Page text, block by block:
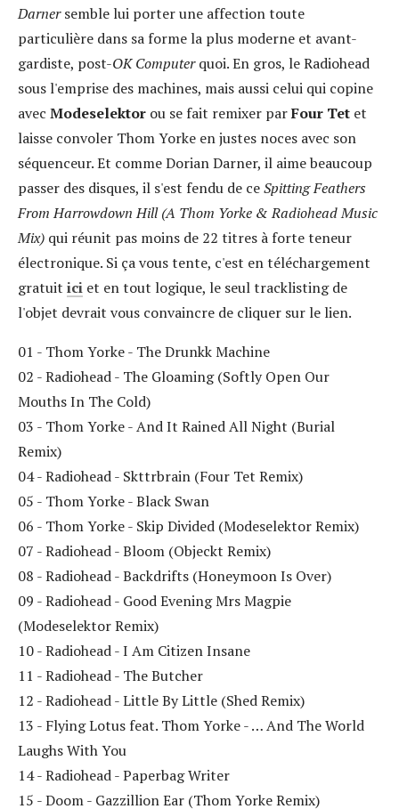
Darnersemble lui porter une affection toute
particulière dans sa forme la plus moderne et avant-
gardiste, post-OK Computerquoi. En gros, le Radiohead
sous l'emprise des machines, mais aussi celui qui copine
avec Modeselektor ou se fait remixer parFour Tet et
laisse convoler Thom Yorke en justes noces avec son
séquenceur. Et comme Dorian Darner, il aime beaucoup
passer des disques, il s'est fendu de ceSpitting Feathers
From Harrowdown Hill (A Thom Yorke & Radiohead Music
Mix) qui réunit pas moins de 22 titres à forte teneur
électronique. Si ça vous tente, c'est en téléchargement
gratuit ici et en tout logique, le seul tracklisting de
l'objet devrait vous convaincre de cliquer sur le lien.
01 - Thom Yorke - The Drunkk Machine
02 - Radiohead - The Gloaming (Softly Open Our
Mouths In The Cold)
03 - Thom Yorke - And It Rained All Night (Burial
Remix)
04 - Radiohead - Skttrbrain (Four Tet Remix)
05 - Thom Yorke - Black Swan
06 - Thom Yorke - Skip Divided (Modeselektor Remix)
07 - Radiohead - Bloom (Objeckt Remix)
08 - Radiohead - Backdrifts (Honeymoon Is Over)
09 - Radiohead - Good Evening Mrs Magpie
(Modeselektor Remix)
10 - Radiohead - I Am Citizen Insane
11 - Radiohead - The Butcher
12 - Radiohead - Little By Little (Shed Remix)
13 - Flying Lotus feat. Thom Yorke - … And The World
Laughs With You
14 - Radiohead - Paperbag Writer
15 - Doom - Gazzillion Ear (Thom Yorke Remix)